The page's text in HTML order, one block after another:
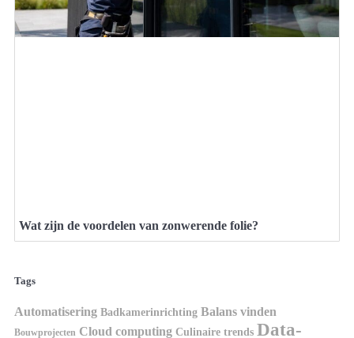
Wat zijn de voordelen van zonwerende folie?
Tags
Automatisering Badkamerinrichting Balans vinden
Bouwprojecten Cloud computing Culinaire trends Data-